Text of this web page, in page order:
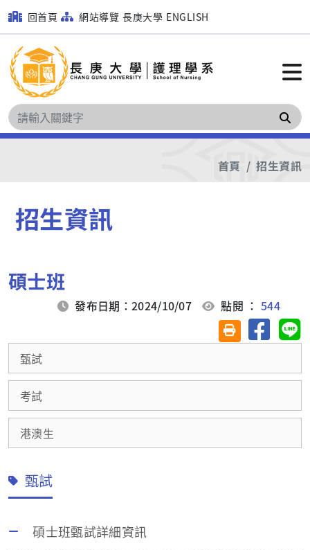
回首頁 網站導覽 長庚大學 ENGLISH
搜
首頁 招生資訊
招生資訊
碩士班
發布日期：2024/10/07 點閱 ：544
友善列印(另開視
分享至
甄試
考試
港澳生
甄試
碩士班甄試詳細資訊